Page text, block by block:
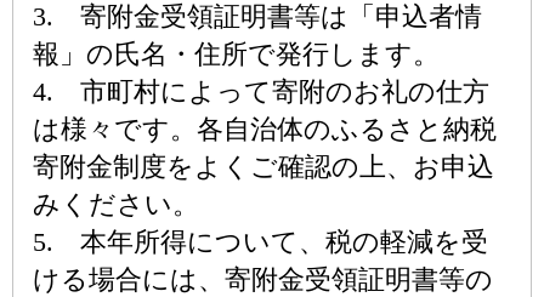
3. 寄附金受領証明書等は「申込者情
報」の氏名・住所で発行します。
4. 市町村によって寄附のお礼の仕方
は様々です。各自治体のふるさと納税
寄附金制度をよくご確認の上、お申込
みください。
5. 本年所得について、税の軽減を受
ける場合には、寄附金受領証明書等の